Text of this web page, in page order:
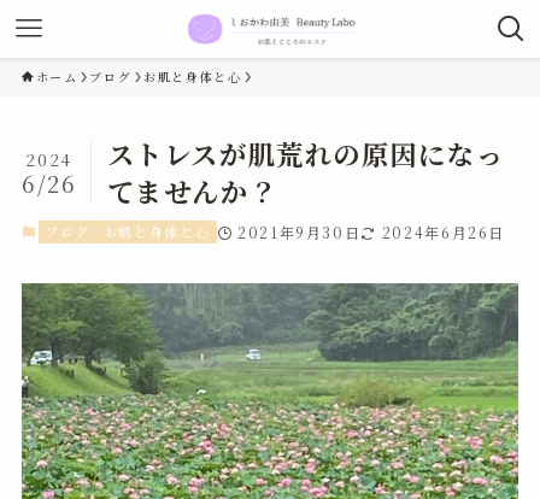
ホーム ブログ お肌と身体と心
ストレスが肌荒れの原因になっ
てませんか？
2024
6/26
ブログ お肌と身体と心 2021年9月30日 2024年6月26日